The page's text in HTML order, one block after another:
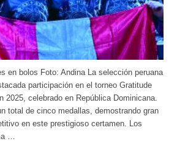
en bolos Foto: Andina La selección peruana
participación en el torneo Gratitude
2025, celebrado en República Dominicana.
total de cinco medallas, demostrando gran
en este prestigioso certamen. Los
…